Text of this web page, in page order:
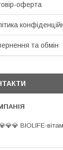
оферта
та обмін
BIOLIFE-